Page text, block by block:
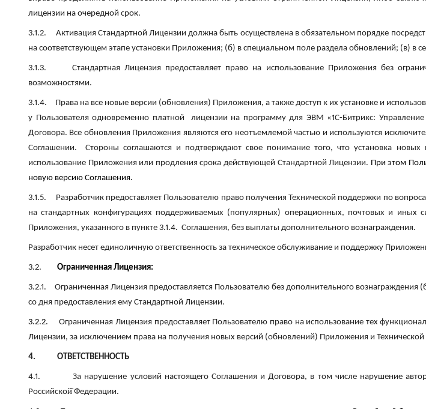
лицензии на очередной срок.
3.1.2.
Активация Стандартной Лицензии должна быть осуществлена в обязательном порядке
на соответствующем этапе установки Приложения; (б) в специальном поле раздела обновлений; (в) в
3.1.3.
Стандартная Лицензия предоставляет право на использование Приложения без
возможностями.
3.1.4.
Права на все новые версии (обновления) Приложения, а также доступ к их установке и
у Пользователя одновременно платной лицензии на программу для ЭВМ «1С-Битрикс:
Договора. Все обновления Приложения являются его неотъемлемой частью и используются
Соглашении. Стороны соглашаются и подтверждают свое понимание того, что установка
использование Приложения или продления срока действующей Стандартной Лицензии. При этом
новую версию Соглашения.
3.1.5.
Разработчик предоставляет Пользователю право получения Технической поддержки по
на стандартных конфигурациях поддерживаемых (популярных) операционных, почтовых и иных
Приложения, указанного в пункте 3.1.4. Соглашения, без выплаты дополнительного вознаграждения.
Разработчик несет единоличную ответственность за техническое обслуживание и поддержку
3.2. Ограниченная Лицензия:
3.2.1.
Ограниченная Лицензия предоставляется Пользователю без дополнительного
со дня предоставления ему Стандартной Лицензии.
3.2.2.
Ограниченная Лицензия предоставляет Пользователю право на использование тех
Лицензии, за исключением права на получения новых версий (обновлений) Приложения и
4. ОТВЕТСТВЕННОСТЬ
4.1.
За нарушение условий настоящего Соглашения и Договора, в том числе нарушение
Российской̆ Федерации.